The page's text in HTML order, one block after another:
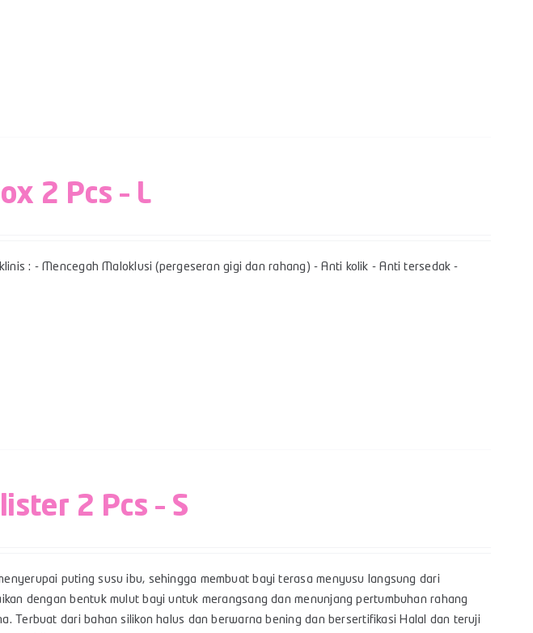
2 Pcs – L
: - Mencegah Maloklusi (pergeseran gigi dan rahang) - Anti kolik - Anti tersedak -
2 Pcs – S
puting susu ibu, sehingga membuat bayi terasa menyusu langsung dari
dengan bentuk mulut bayi untuk merangsang dan menunjang pertumbuhan rahang
Terbuat dari bahan silikon halus dan berwarna bening dan bersertifikasi Halal dan teruji